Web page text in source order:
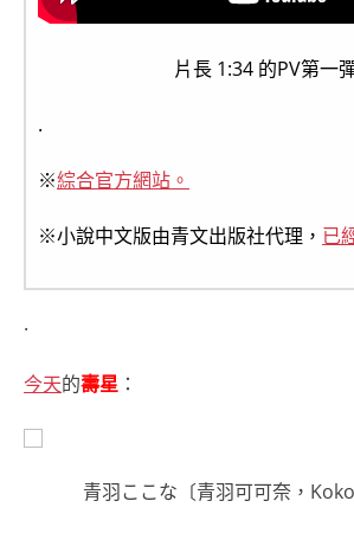
片長 1:34 的PV第一
.
※綜合官方網站。
※小說中文版由青文出版社代理， 已
.
今天的壽星 ：
青羽ここな〔青羽可可奈，